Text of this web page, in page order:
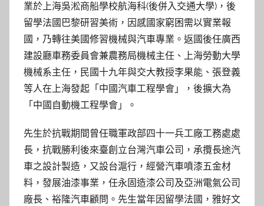
業於上海吳淞商船學校航海科(後併入交通大學)，後
留學法國巴黎研習美術，因感國家窮困需以實業報
國，乃轉往美國修習機械與汽車專業。返國後任廣西
建設廳車務委員會兼農務局機械主任、上海勞動大學
機械系主任，民國十九年與交大教授李果能、張登義
等人在上海發起「中國汽車工程學會」，後擴大為
「中國自動機工程學會」。
先生於抗戰期間曾任職軍政部四十一兵工廠工務處處
長，抗戰勝利後來臺創立台灣汽車公司，承攬長途汽
車之設計製造，又設台滬行，經營汽車噴漆五金材
料，發展油漆事業，任永固造漆公司及亞洲電氣公司
廠長、裕隆汽車顧問。先生當年因留學法國，雅好文